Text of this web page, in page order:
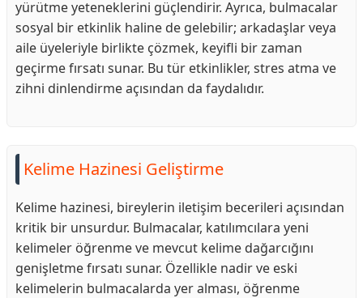
yürütme yeteneklerini güçlendirir. Ayrıca, bulmacalar
sosyal bir etkinlik haline de gelebilir; arkadaşlar veya
aile üyeleriyle birlikte çözmek, keyifli bir zaman
geçirme fırsatı sunar. Bu tür etkinlikler, stres atma ve
zihni dinlendirme açısından da faydalıdır.
Kelime Hazinesi Geliştirme
Kelime hazinesi, bireylerin iletişim becerileri açısından
kritik bir unsurdur. Bulmacalar, katılımcılara yeni
kelimeler öğrenme ve mevcut kelime dağarcığını
genişletme fırsatı sunar. Özellikle nadir ve eski
kelimelerin bulmacalarda yer alması, öğrenme